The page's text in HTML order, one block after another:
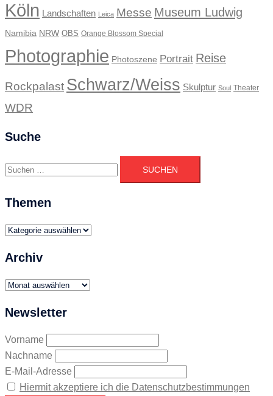
Köln Landschaften Leica Messe Museum Ludwig
Namibia NRW OBS Orange Blossom Special
Photographie Photoszene Portrait Reise
Rockpalast Schwarz/Weiss Skulptur Soul Theater
WDR
Suche
Suchen
nach:
Themen
Themen
Archiv
Archiv
Newsletter
Vorname
Nachname
E-Mail-Adresse
Hiermit akzeptiere ich die Datenschutzbestimmungen